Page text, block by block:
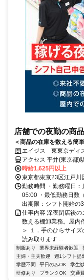
店舗での夜勤の商
＜商品の在庫を数える簡
接で来社＆履歴書不要！
エイジス 東東京ディ
アクセス 平井(東京都)
時給1,625円以上
東京都東京23区江戸川
勤務時間 ・勤務曜日
05:00 ・最低勤務日数
出期限：シフト開始の
仕事内容 深夜閉店後
数える棚卸業務。屋内
＞ １．手のひらサイ
読み取ります ...
制服あり 業界未経験者歓迎
主婦・主夫歓迎
週1シフト提
学歴不問
平日のみOK 学生
研修あり
ブランクOK 交通